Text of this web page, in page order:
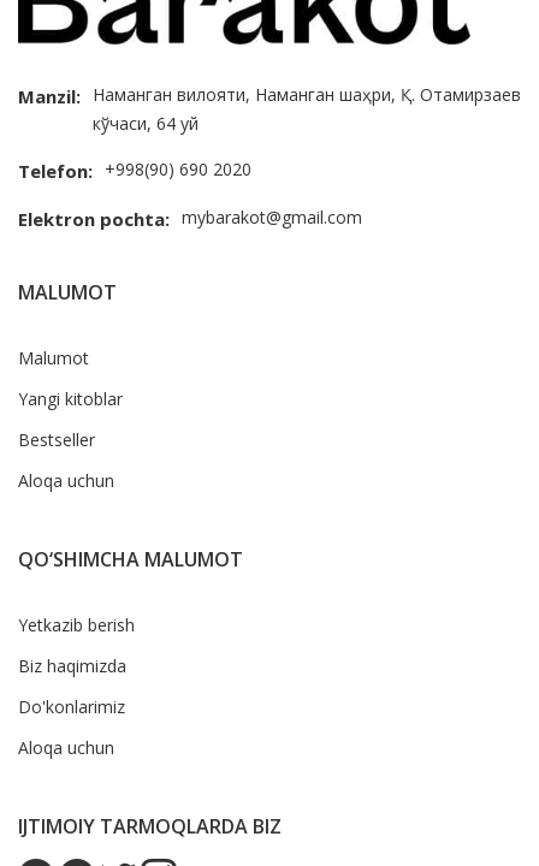
Manzil: Наманган вилояти, Наманган шаҳри, Қ. Отамирзаев
кўчаси, 64 уй
Telefon: +998(90) 690 2020
Elektron pochta: mybarakot@gmail.com
MALUMOT
Malumot
Yangi kitoblar
Bestseller
Aloqa uchun
QO‘SHIMCHA MALUMOT
Yetkazib berish
Biz haqimizda
Do'konlarimiz
Aloqa uchun
IJTIMOIY TARMOQLARDA BIZ